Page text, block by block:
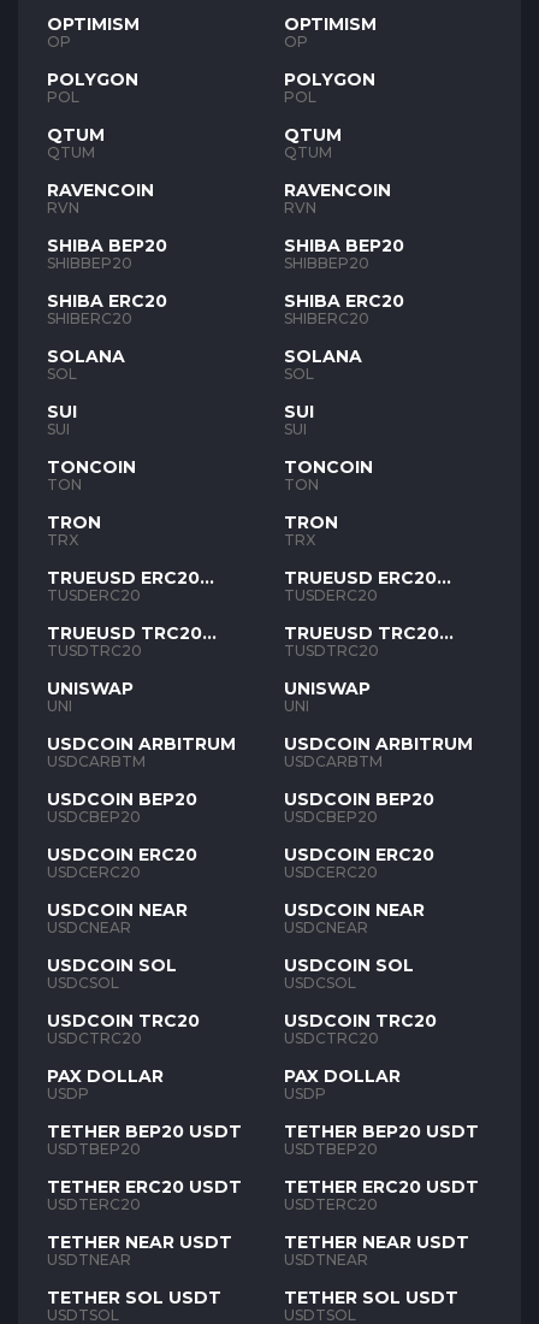
OPTIMISM
OP
POLYGON
POL
QTUM
QTUM
RAVENCOIN
RVN
SHIBA BEP20
SHIBBEP20
SHIBA ERC20
SHIBERC20
SOLANA
SOL
SUI
SUI
TONCOIN
TON
TRON
TRX
TRUEUSD ERC20
TUSD
TUSDERC20
TRUEUSD TRC20
TUSD
TUSDTRC20
UNISWAP
UNI
USDCOIN ARBITRUM
USDCARBTM
USDCOIN BEP20
USDCBEP20
USDCOIN ERC20
USDCERC20
USDCOIN NEAR
USDCNEAR
USDCOIN SOL
USDCSOL
USDCOIN TRC20
USDCTRC20
PAX DOLLAR
USDP
TETHER BEP20 USDT
USDTBEP20
TETHER ERC20 USDT
USDTERC20
TETHER NEAR USDT
USDTNEAR
TETHER SOL USDT
USDTSOL
OPTIMISM
OP
POLYGON
POL
QTUM
QTUM
RAVENCOIN
RVN
SHIBA BEP20
SHIBBEP20
SHIBA ERC20
SHIBERC20
SOLANA
SOL
SUI
SUI
TONCOIN
TON
TRON
TRX
TRUEUSD ERC20
TUSD
TUSDERC20
TRUEUSD TRC20
TUSD
TUSDTRC20
UNISWAP
UNI
USDCOIN ARBITRUM
USDCARBTM
USDCOIN BEP20
USDCBEP20
USDCOIN ERC20
USDCERC20
USDCOIN NEAR
USDCNEAR
USDCOIN SOL
USDCSOL
USDCOIN TRC20
USDCTRC20
PAX DOLLAR
USDP
TETHER BEP20 USDT
USDTBEP20
TETHER ERC20 USDT
USDTERC20
TETHER NEAR USDT
USDTNEAR
TETHER SOL USDT
USDTSOL